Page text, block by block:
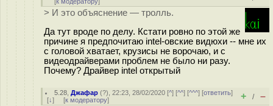
> И это объяснение — тролль.
Да тут вроде по делу. Кстати ровно по этой же
причине я предпочитаю intel-овские видюхи -- мне их
с головой хватает, крузисы не ворочаю, и с
видеодрайверами проблем не было ни разу.
Почему? Драйвер intel открытый
5.28 ,Джафар (?), 22:23, 28/02/2020 [^] [^^] [^^^] [ответить]
[↓] [к модератору] + / –